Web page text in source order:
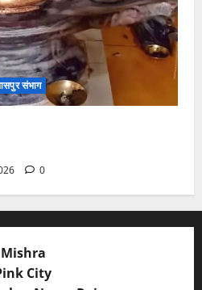
संभाग
0
City